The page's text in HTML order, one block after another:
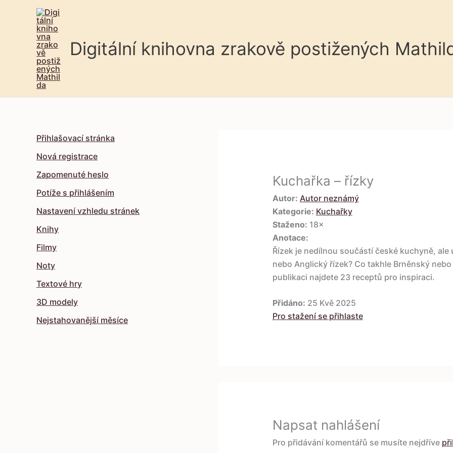
Digitální knihovna zrakově postižených
Přihlašovací stránka
Nová registrace
Zapomenuté heslo
Potíže s přihlášením
Nastavení vzhledu stránek
Knihy
Filmy
Noty
Textové hry
3D modely
Nejstahovanější měsíce
Kuchařka – řízky
Autor: Autor neznámý
Kategorie: Kuchařky
Staženo: 18×
Anotace:
Řízek je nedílnou součástí české kuchyně,
nebo Anglický řízek? Co takhle Brněnský
publikaci najdete 23 receptů pro inspiraci.
Přidáno: 25 Kvě 2025
Pro stažení se přihlaste
Napsat nahlášení
Pro přidávání komentářů se musíte nejdříve